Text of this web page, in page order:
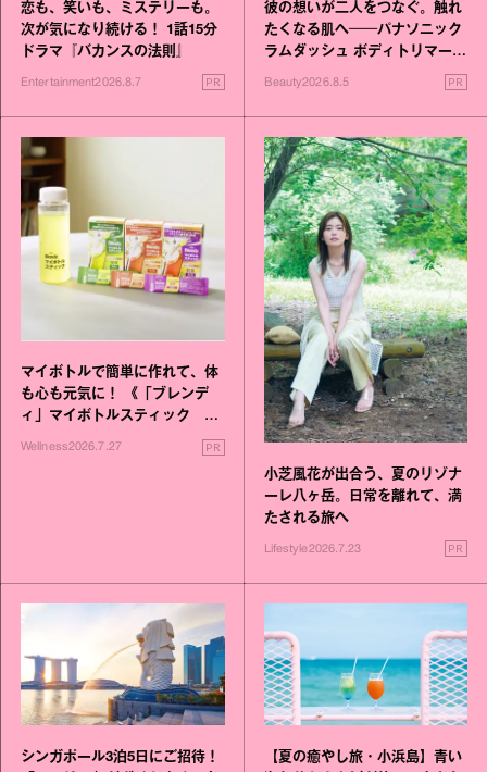
恋も、笑いも、ミステリーも。
次が気になり続ける！ 1話15分
ドラマ『バカンスの法則』
Entertainment2026.8.7 PR
彼の想いが二人をつなぐ。触れ
たくなる肌へ──パナソニック
ラムダッシュ ボディトリマーが
Beauty2026.8.5 PR
マイボトルで簡単に作れて、体
も心も元気に！ 《「ブレンデ
ィ」マイボトルスティック い
いこと毎日》シリーズが誕生
Wellness2026.7.27 PR
小芝風花が出合う、夏のリゾナ
ーレ八ヶ岳。日常を離れて、満
たされる旅へ
Lifestyle2026.7.23 PR
シンガポール3泊5日にご招待！
【夏の癒やし旅・小浜島】青い